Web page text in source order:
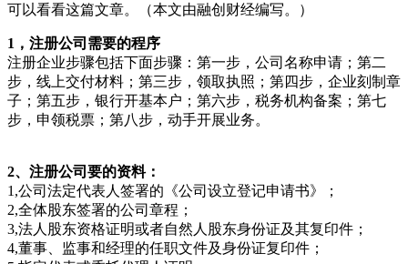
可以看看这篇文章。（本文由融创财经编写。）
1，注册公司需要的程序
注册企业步骤包括下面步骤：第一步，公司名称申请；第二
步，线上交付材料；第三步，领取执照；第四步，企业刻制章
子；第五步，银行开基本户；第六步，税务机构备案；第七
步，申领税票；第八步，动手开展业务。
2、注册公司要的资料：
1,公司法定代表人签署的《公司设立登记申请书》；
2,全体股东签署的公司章程；
3,法人股东资格证明或者自然人股东身份证及其复印件；
4,董事、监事和经理的任职文件及身份证复印件；